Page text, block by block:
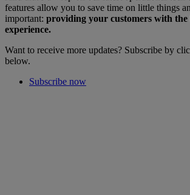
features allow you to save time on little things
important: providing your customers with the
experience.
Want to receive more updates? Subscribe by
below.
Subscribe now